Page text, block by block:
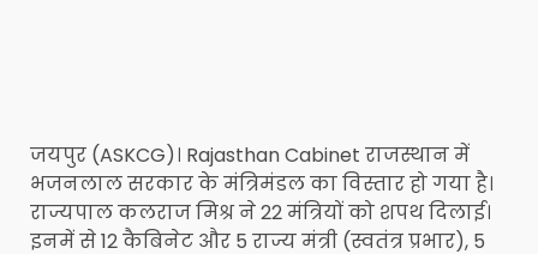
जयपुर (ASKCG)। Rajasthan Cabinet राजस्थान में
भजनलाल सरकार के मंत्रिमंडल का विस्तार हो गया है।
राज्यपाल कलराज मिश्र ने 22 मंत्रियों को शपथ दिलाई।
इनमें से 12 कैबिनेट और 5 राज्य मंत्री (स्वतंत्र प्रभार), 5